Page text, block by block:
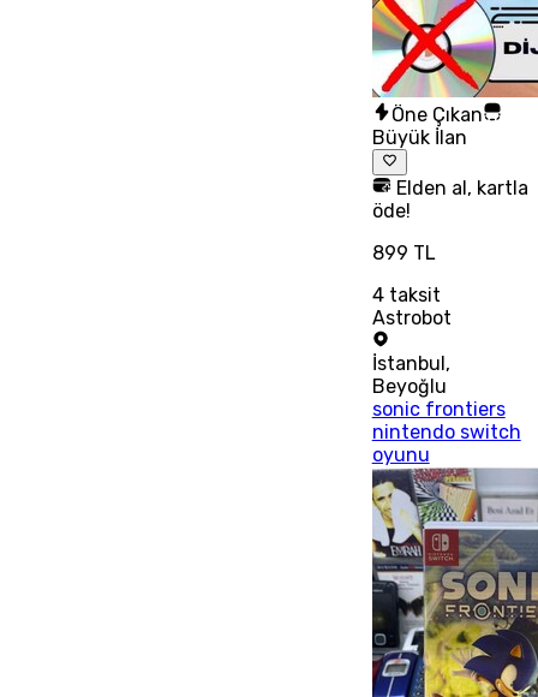
Öne Çıkan
Büyük İlan
Elden al, kartla
öde!
899 TL
4taksit
Astrobot
İstanbul ,
Beyoğlu
sonic frontiers
nintendo switch
oyunu